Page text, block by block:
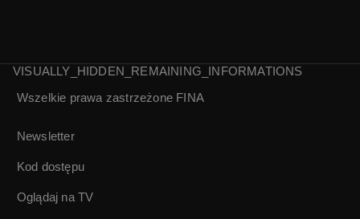
Agatka i papiernik
VISUALLY_HIDDEN_REMAINING_INFORMATIONS
Wszelkie prawa zastrzeżone FINA
Newsletter
Kod dostępu
Oglądaj na TV